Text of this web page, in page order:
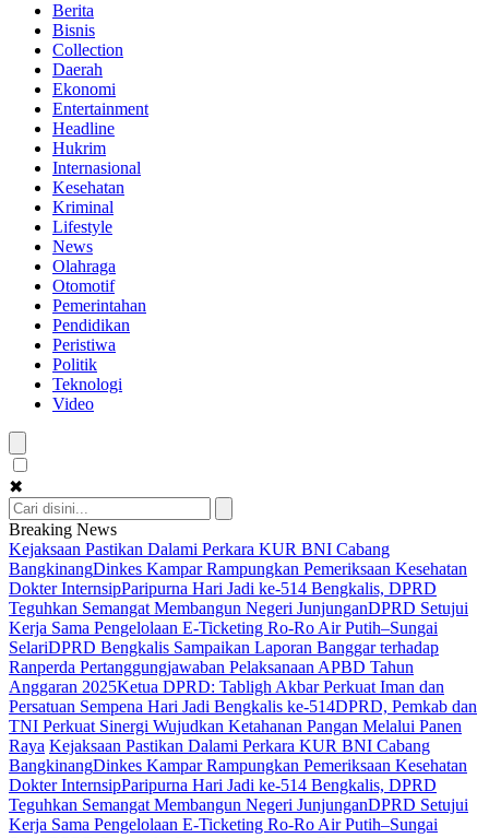
Berita
Bisnis
Collection
Daerah
Ekonomi
Entertainment
Headline
Hukrim
Internasional
Kesehatan
Kriminal
Lifestyle
News
Olahraga
Otomotif
Pemerintahan
Pendidikan
Peristiwa
Politik
Teknologi
Video
✖
Breaking News
Kejaksaan Pastikan Dalami Perkara KUR BNI Cabang
BangkinangDinkes Kampar Rampungkan Pemeriksaan Kesehatan
Dokter InternsipParipurna Hari Jadi ke-514 Bengkalis, DPRD
Teguhkan Semangat Membangun Negeri JunjunganDPRD Setujui
Kerja Sama Pengelolaan E-Ticketing Ro-Ro Air Putih–Sungai
SelariDPRD Bengkalis Sampaikan Laporan Banggar terhadap
Ranperda Pertanggungjawaban Pelaksanaan APBD Tahun
Anggaran 2025Ketua DPRD: Tabligh Akbar Perkuat Iman dan
Persatuan Sempena Hari Jadi Bengkalis ke-514DPRD, Pemkab dan
TNI Perkuat Sinergi Wujudkan Ketahanan Pangan Melalui Panen
Raya Kejaksaan Pastikan Dalami Perkara KUR BNI Cabang
BangkinangDinkes Kampar Rampungkan Pemeriksaan Kesehatan
Dokter InternsipParipurna Hari Jadi ke-514 Bengkalis, DPRD
Teguhkan Semangat Membangun Negeri JunjunganDPRD Setujui
Kerja Sama Pengelolaan E-Ticketing Ro-Ro Air Putih–Sungai